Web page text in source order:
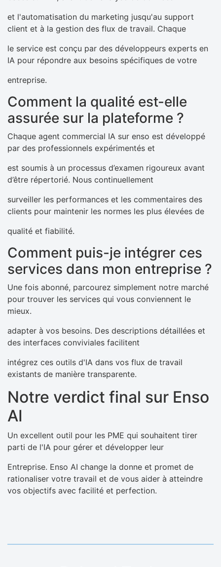
et l'automatisation du marketing jusqu'au support
client et à la gestion des flux de travail. Chaque
le service est conçu par des développeurs experts en
IA pour répondre aux besoins spécifiques de votre
entreprise.
Comment la qualité est-elle
assurée sur la plateforme ?
Chaque agent commercial IA sur enso est développé
par des professionnels expérimentés et
est soumis à un processus d’examen rigoureux avant
d’être répertorié. Nous continuellement
surveiller les performances et les commentaires des
clients pour maintenir les normes les plus élevées de
qualité et fiabilité.
Comment puis-je intégrer ces
services dans mon entreprise ?
Une fois abonné, parcourez simplement notre marché
pour trouver les services qui vous conviennent le
mieux.
adapter à vos besoins. Des descriptions détaillées et
des interfaces conviviales facilitent
intégrez ces outils d'IA dans vos flux de travail
existants de manière transparente.
Notre verdict final sur Enso
AI
Un excellent outil pour les PME qui souhaitent tirer
parti de l'IA pour gérer et développer leur
Entreprise. Enso AI change la donne et promet de
rationaliser votre travail et de vous aider à atteindre
vos objectifs avec facilité et perfection.